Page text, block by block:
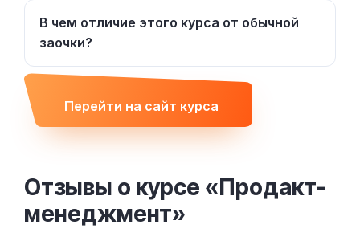
В чем отличие этого курса от обычной
заочки?
Перейти на сайт курса
Отзывы о курсе «Продакт-
менеджмент»